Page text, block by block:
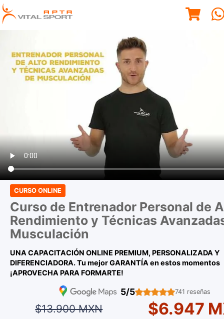
CURSO ONLINE
Curso de Entrenador Personal de
Rendimiento y Técnicas
Musculación
UNA CAPACITACIÓN ONLINE PREMIUM, PERSONALIZADA Y
DIFERENCIADORA. Tu mejor GARANTÍA en estos momentos
¡APROVECHA PARA FORMARTE!
5/5 741 reseñas
$13.900 MXN $6.947